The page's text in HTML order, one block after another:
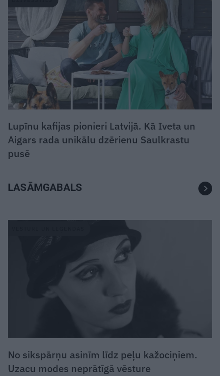
Lupīnu kafijas pionieri Latvijā. Kā Iveta un
Aigars rada unikālu dzērienu Saulkrastu
pusē
LASĀMGABALS
No sikspārņu asinīm līdz peļu kažociņiem.
Uzacu modes neprātīgā vēsture